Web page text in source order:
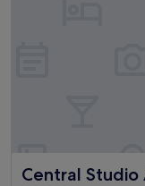
Central
Central Studio